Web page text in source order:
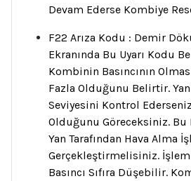
Devam Ederse Kombiye
F22 Arıza Kodu : Demir
Ekranında Bu Uyarı Kodu
Kombinin Basıncının
Fazla Olduğunu Belirtir.
Seviyesini Kontrol
Olduğunu Göreceksiniz.
Yan Tarafından Hava Alma
Gerçekleştirmelisiniz. İşlem
Basıncı Sıfıra Düşebilir.